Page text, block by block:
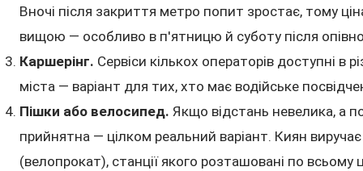
Вночі після закриття метро попит зростає, тому
вищою — особливо в п'ятницю й суботу після
Каршерінг. Сервіси кількох операторів доступні в
міста — варіант для тих, хто має водійське
Пішки або велосипед. Якщо відстань невелика, а
прийнятна — цілком реальний варіант. Киян виручає
(велопрокат), станції якого розташовані по всьому